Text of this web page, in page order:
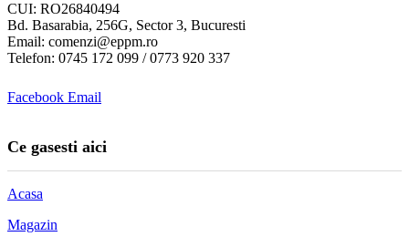
CUI: RO26840494
Bd. Basarabia, 256G, Sector 3, Bucuresti
Email: comenzi@eppm.ro
Telefon: 0745 172 099 / 0773 920 337
Facebook Email
Ce gasesti aici
Acasa
Magazin